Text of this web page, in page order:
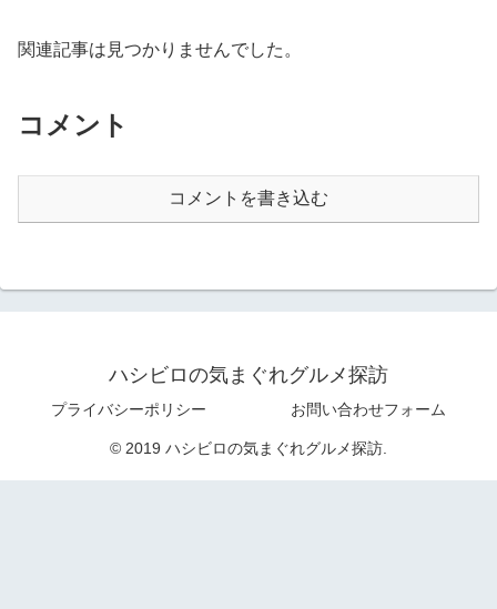
関連記事は見つかりませんでした。
コメント
コメントを書き込む
ハシビロの気まぐれグルメ探訪
プライバシーポリシー お問い合わせフォーム
© 2019 ハシビロの気まぐれグルメ探訪.